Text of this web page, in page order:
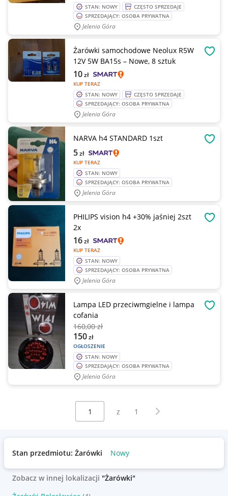
STAN: NOWY
CZĘSTO SPRZEDAJE
SPRZEDAJĄCY: OSOBA PRYWATNA
Jelenia Góra
Żarówki samochodowe Neolux R5W
12V 5W BA15s – Nowe, 8 sztuk
KUP TERAZ
10zł
STAN: NOWY
CZĘSTO SPRZEDAJE
SPRZEDAJĄCY: OSOBA PRYWATNA
Jelenia Góra
NARVA h4 STANDARD 1szt
KUP TERAZ
5zł
STAN: NOWY
SPRZEDAJĄCY: OSOBA PRYWATNA
Jelenia Góra
PHILIPS vision h4 +30% jaśniej 2szt
2x
KUP TERAZ
16zł
STAN: NOWY
SPRZEDAJĄCY: OSOBA PRYWATNA
Jelenia Góra
Lampa LED przeciwmgielne i lampa
cofania
160,00 zł
OGŁOSZENIE
150zł
STAN: NOWY
SPRZEDAJĄCY: OSOBA PRYWATNA
Jelenia Góra
Wybierz stronę:
z 1 Następna strona
Stan przedmiotu: Żarówki Nowy
Zobacz w innej lokalizacji "Żarówki"